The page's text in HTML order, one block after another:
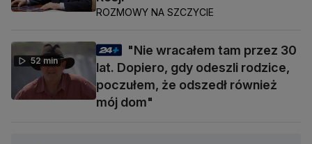
ROZMOWY NA SZCZYCIE
52 min
"Nie wracałem tam przez 30
lat. Dopiero, gdy odeszli rodzice,
poczułem, że odszedł również
mój dom"